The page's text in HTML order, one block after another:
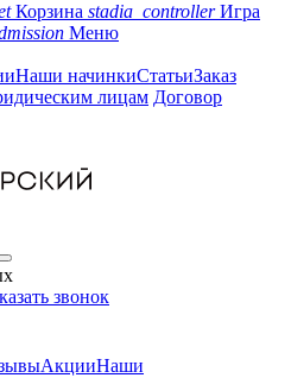
Корзина stadia_controller Игра
Меню
Наши начинкиСтатьиЗаказ
лицам Договор
звонок
АкцииНаши